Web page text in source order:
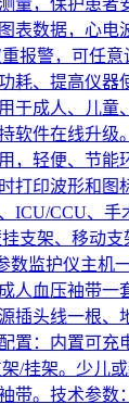
表数据，心电
报警，可任意
耗、提高仪器
于成人、儿童
软件在线升级
，轻便、节能
打印波形和图
ICU/CCU、手
支架、移动
数监护仪主机
人血压袖带一
插头线一根、
置：内置可充
/挂架。少儿
带。技术参数